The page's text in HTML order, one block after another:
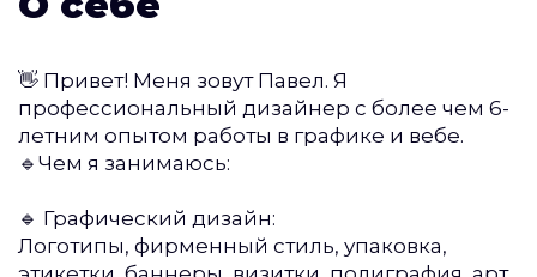
👋 Привет! Меня зовут Павел. Я
профессиональный дизайнер с более чем 6-
летним опытом работы в графике и вебе.
🔹Чем я занимаюсь:
🔹 Графический дизайн:
Логотипы, фирменный стиль, упаковка,